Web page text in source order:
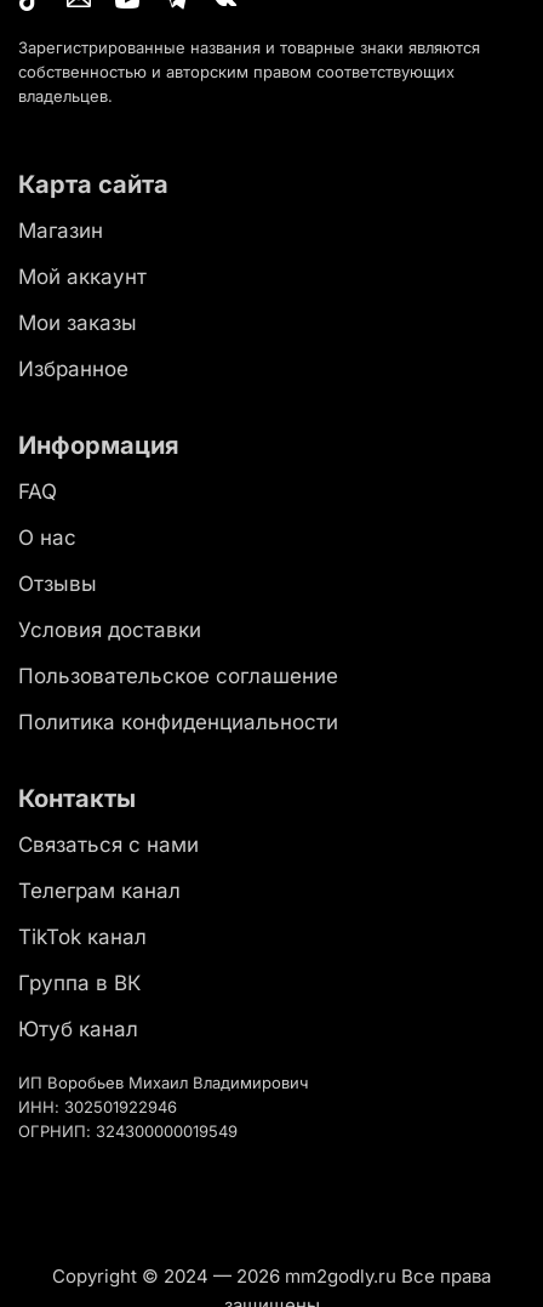
Зарегистрированные названия и товарные знаки являются
собственностью и авторским правом соответствующих
владельцев.
Карта сайта
Магазин
Мой аккаунт
Мои заказы
Избранное
Информация
FAQ
О нас
Отзывы
Условия доставки
Пользовательское соглашение
Политика конфиденциальности
Контакты
Связаться с нами
Телеграм канал
TikTok канал
Группа в ВК
Ютуб канал
ИП Воробьев Михаил Владимирович
ИНН: 302501922946
ОГРНИП: 324300000019549
Copyright © 2024 — 2026 mm2godly.ru Все права